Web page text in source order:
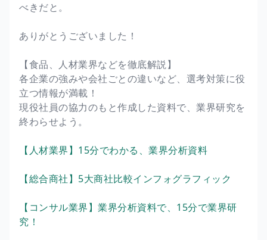
べきだと。
ありがとうございました！
【食品、人材業界などを徹底解説】
各企業の強みや会社ごとの違いなど、選考対策に役
立つ情報が満載！
現役社員の協力のもと作成した資料で、業界研究を
終わらせよう。
【人材業界】15分でわかる、業界分析資料
【総合商社】5大商社比較インフォグラフィック
【コンサル業界】業界分析資料で、15分で業界研
究！